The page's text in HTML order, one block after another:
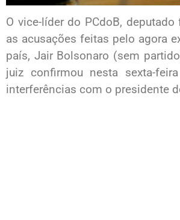
O vice-líder do PCdoB,
as acusações feitas pelo agora
país, Jair Bolsonaro (sem
juiz confirmou nesta sexta-
interferências com o presidente